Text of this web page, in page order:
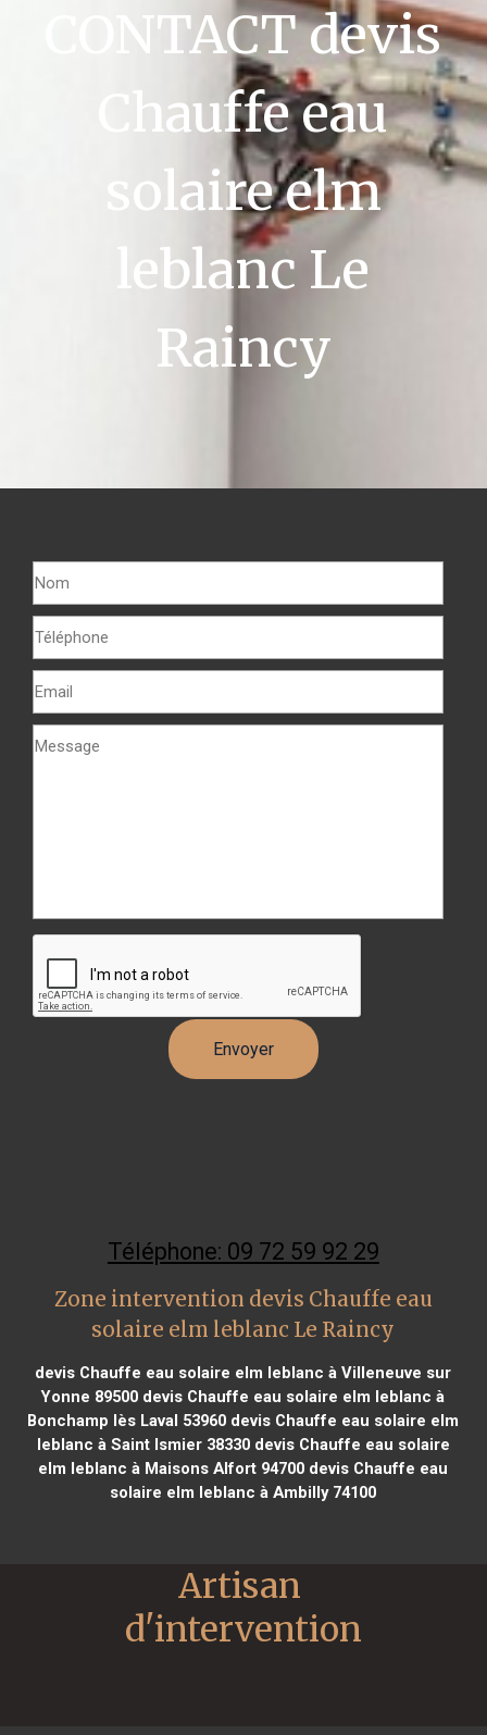
CONTACT devis
Chauffe eau
solaire elm
leblanc Le
Raincy
Téléphone: 09 72 59 92 29
Zone intervention devis Chauffe eau
solaire elm leblanc Le Raincy
devis Chauffe eau solaire elm leblanc à Villeneuve sur
Yonne 89500 devis Chauffe eau solaire elm leblanc à
Bonchamp lès Laval 53960 devis Chauffe eau solaire elm
leblanc à Saint Ismier 38330devis Chauffe eau solaire
elm leblanc à Maisons Alfort 94700 devis Chauffe eau
solaire elm leblanc à Ambilly 74100
Artisan
d'intervention